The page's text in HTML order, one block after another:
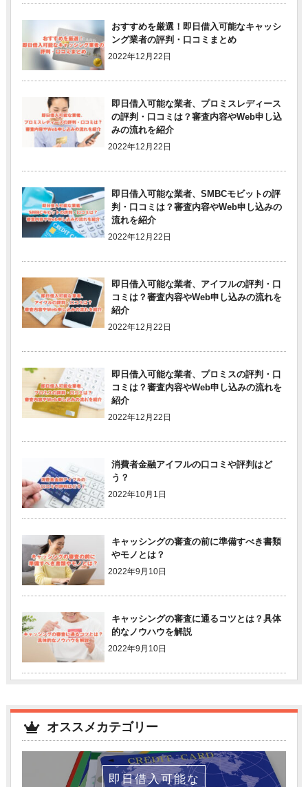
おすすめを厳選！即日借入可能なキャッシ
ング業者の評判・口コミまとめ
2022年12月22日
即日借入可能な業者、プロミスレディース
の評判・口コミは？審査内容やWeb申し込
みの流れを紹介
2022年12月22日
即日借入可能な業者、SMBCモビットの評
判・口コミは？審査内容やWeb申し込みの
流れを紹介
2022年12月22日
即日借入可能な業者、アイフルの評判・口
コミは？審査内容やWeb申し込みの流れを
紹介
2022年12月22日
即日借入可能な業者、プロミスの評判・口
コミは？審査内容やWeb申し込みの流れを
紹介
2022年12月22日
消費者金融アイフルの口コミや評判はど
う？
2022年10月1日
キャッシングの審査の前に準備すべき書類
やモノとは？
2022年9月10日
キャッシングの審査に通るコツとは？具体
的なノウハウを解説
2022年9月10日
オススメカテゴリー
即日借入可能な